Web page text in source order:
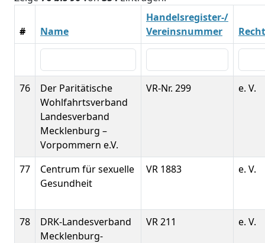
# Name
Handelsregister-/
Vereinsnummer
76
Der Paritätische
Wohlfahrtsverband
Landesverband
Mecklenburg –
Vorpommern e.V.
VR-Nr. 299 e. V.
77
Centrum für sexuelle
Gesundheit
VR 1883 e. V.
78
DRK-Landesverband
Mecklenburg-
VR 211 e. V.